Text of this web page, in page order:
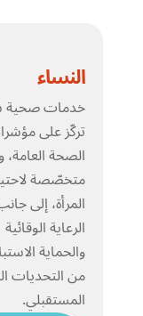
النساء
خدمات صحية
تركّز على
الصحة العامة،
متخصّصة
المرأة، إلى
الرعاية الوقائية
والحماية
من التحديات
المستقبلي.